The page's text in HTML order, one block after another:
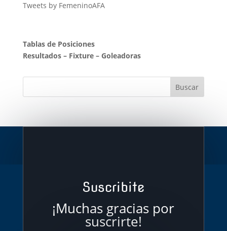
Tweets by FemeninoAFA
Tablas de Posiciones
Resultados– Fixture– Goleadoras
Suscribite
¡Muchas gracias por
suscrirte!